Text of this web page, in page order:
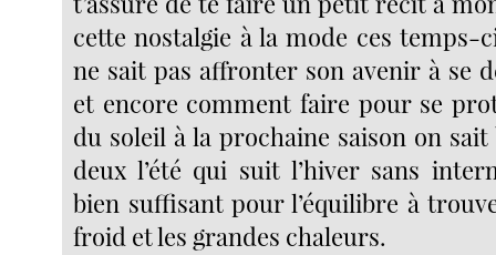
cette nostalgie à la mode ces temps-
ne sait pas affronter son avenir à se
et encore comment faire pour se
du soleil à la prochaine saison on
deux l’été qui suit l’hiver sans
bien suffisant pour l’équilibre à
froid et les grandes chaleurs.